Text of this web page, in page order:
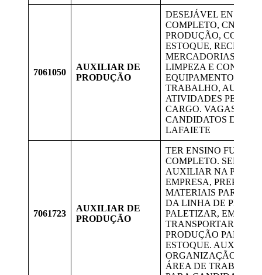
7061050
AUXILIAR DE
PRODUÇÃO
DESEJÁVEL ENSINO
COMPLETO, CNH B,
PRODUÇÃO,
ESTOQUE,
MERCADORIAS,
LIMPEZA E
EQUIPAMENTOS E
TRABALHO,
ATIVIDADES
CARGO. VAGAS
CANDIDATOS DE
LAFAIETE
7061723
AUXILIAR DE
PRODUÇÃO
TER ENSINO
COMPLETO.
AUXILIAR NA
EMPRESA,
MATERIAIS PARA
DA LINHA DE
PALETIZAR,
TRANSPORTAR OS
PRODUÇÃO PARA
ESTOQUE.
ORGANIZAÇÃO E
ÁREA DE